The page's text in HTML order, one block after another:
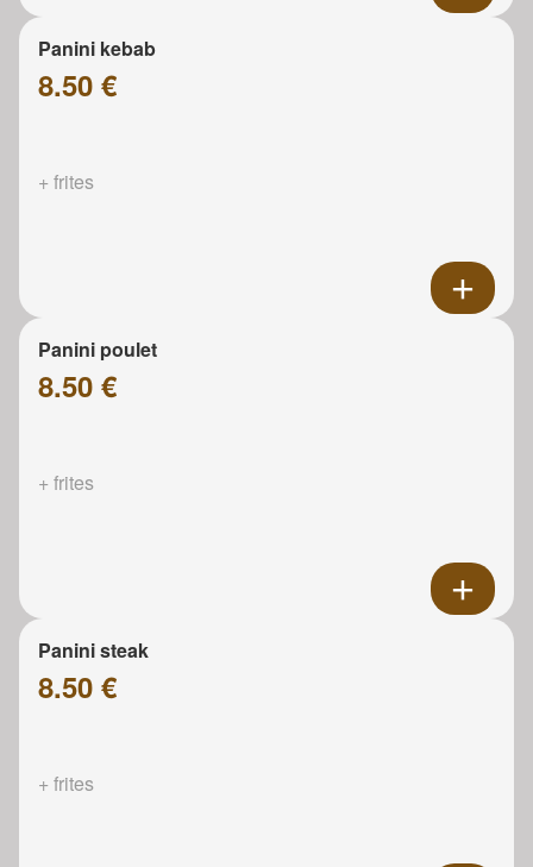
Panini kebab
8.50 €
+ frites
Panini poulet
8.50 €
+ frites
Panini steak
8.50 €
+ frites